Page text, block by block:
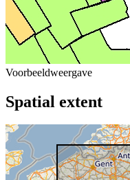
Voorbeeldweergave
Spatial extent